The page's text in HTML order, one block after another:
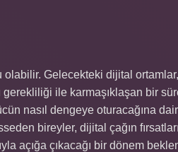
olabilir. Gelecekteki dijital
ile karmaşıklaşan bir
nasıl dengeye oturacağına
bireyler, dijital çağın
açığa çıkacağı bir dönem